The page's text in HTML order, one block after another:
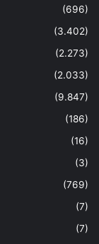
(696)
(3.402)
(2.273)
(2.033)
(9.847)
(186)
(16)
(3)
(769)
(7)
(7)